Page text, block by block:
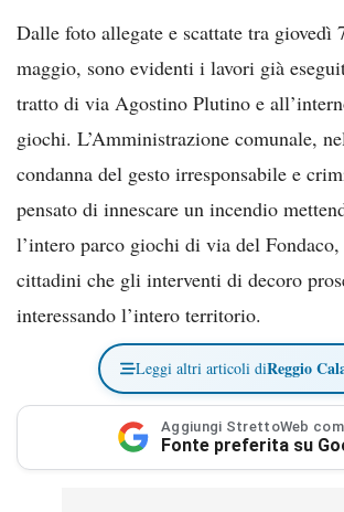
Dalle foto allegate e scattate tra giovedì
maggio, sono evidenti i lavori già
tratto di via Agostino Plutino e
giochi. L’Amministrazione comunale,
condanna del gesto irresponsabile e
pensato di innescare un incendio
l’intero parco giochi di via del
cittadini che gli interventi di decoro
interessando l’intero territorio.
Leggi altri articoli diReggio
Aggiungi StrettoWeb
Fonte preferita su